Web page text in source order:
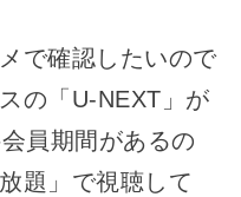
で確認したいので
の「U-NEXT」が
員期間があるの
題」で視聴して